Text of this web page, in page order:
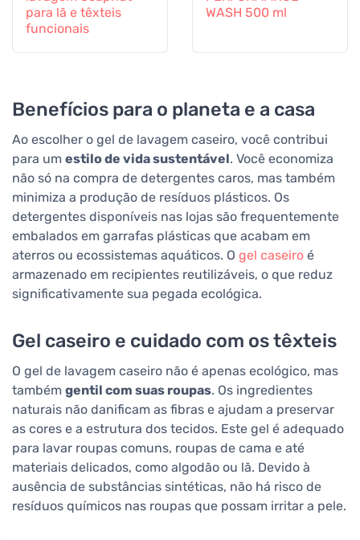
para lã e têxteis
funcionais
WASH 500 ml
Benefícios para o planeta e a casa
Ao escolher o gel de lavagem caseiro, você contribui
para um estilo de vida sustentável. Você economiza
não só na compra de detergentes caros, mas também
minimiza a produção de resíduos plásticos. Os
detergentes disponíveis nas lojas são frequentemente
embalados em garrafas plásticas que acabam em
aterros ou ecossistemas aquáticos. O gel caseiro é
armazenado em recipientes reutilizáveis, o que reduz
significativamente sua pegada ecológica.
Gel caseiro e cuidado com os têxteis
O gel de lavagem caseiro não é apenas ecológico, mas
também gentil com suas roupas. Os ingredientes
naturais não danificam as fibras e ajudam a preservar
as cores e a estrutura dos tecidos. Este gel é adequado
para lavar roupas comuns, roupas de cama e até
materiais delicados, como algodão ou lã. Devido à
ausência de substâncias sintéticas, não há risco de
resíduos químicos nas roupas que possam irritar a pele.